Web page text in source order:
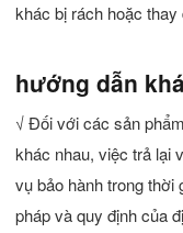
khác bị rách hoặc thay
hướng dẫn
√ Đối với các sản
khác nhau, việc trả lại
vụ bảo hành trong thời
pháp và quy định của